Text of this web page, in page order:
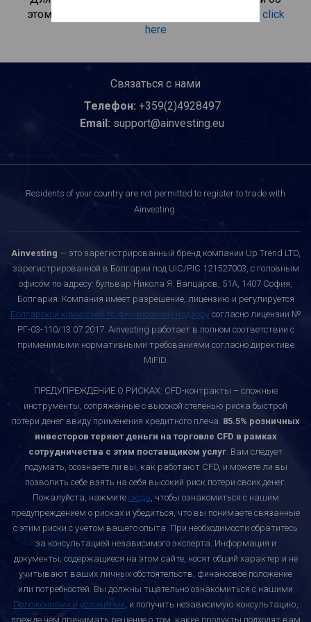
этом инвестиционном продукте, пожалуйста click
here
Связаться с нами
Телефон: +359(2)4928497
Email: support@ainvesting.eu
Residents of your country are not permitted to register to trade with
Ainvesting.
Ainvesting — это зарегистрированный бренд компании Up Trend LTD,
зарегистрированной в Болгарии под UIC/PIC 121527003, с головным
офисом по адресу: бульвар Никола Я. Вапцаров, 51A, 1407 София,
Болгария. Компания имеет разрешение, лицензию и регулируется
Болгарской комиссией по финансовому надзору согласно лицензии №
РГ-03-110/13.07.2017. Ainvesting работает в полном соответствии с
применимыми нормативными требованиями согласно директиве
MiFID.
ПРЕДУПРЕЖДЕНИЕ О РИСКАХ: CFD-контракты – сложные
инструменты, сопряжённые с высокой степенью риска быстрой
потери денег ввиду применения кредитного плеча. 85.5% розничных
инвесторов теряют деньги на торговле CFD в рамках
сотрудничества с этим поставщиком услуг. Вам следует
подумать, осознаете ли вы, как работают CFD, и можете ли вы
позволить себе взять на себя высокий риск потери своих денег.
Пожалуйста, нажмите сюда, чтобы ознакомиться с нашим
предупреждением о рисках и убедиться, что вы понимаете связанные
с этим риски с учетом вашего опыта. При необходимости обратитесь
за консультацией независимого эксперта. Информация и
документы, содержащиеся на этом сайте, носят общий характер и не
учитывают ваших личных обстоятельств, финансовое положение
или потребностей. Вы должны тщательно ознакомиться с нашими
Положениями и условиями, и получить независимую консультацию,
прежде чем принимать решение о том, какие продукты подходят вам